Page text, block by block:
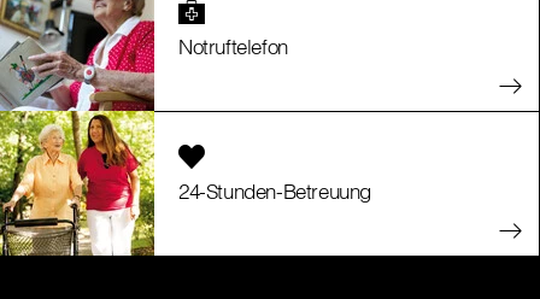
Notruftelefon
24-Stunden-Betreuung